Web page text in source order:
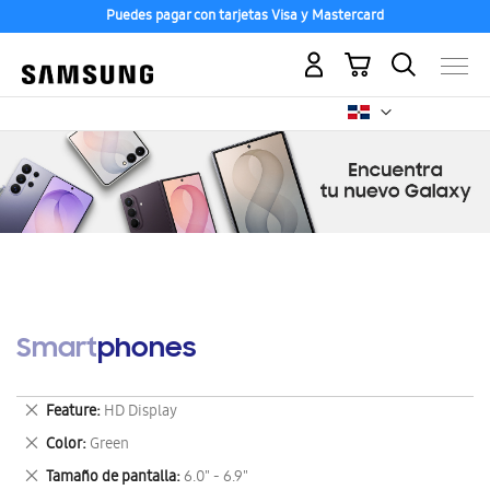
Puedes pagar con tarjetas Visa y Mastercard
Mi carrito
Smartphones
Feature HD Display
Eliminar
este
artículo
Color Green
Eliminar
este
Tamaño de pantalla 6.0" - 6.9"
Eliminar